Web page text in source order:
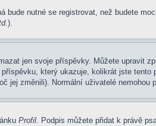
nutné se registrovat, než budete
).
jen svoje příspěvky. Můžete upravit
který ukazuje, kolikrát jste
jej změnili). Normální uživatelé nemohou
Profil. Podpis můžete přidat k právě